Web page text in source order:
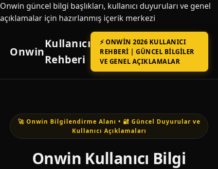
Onwin güncel bilgi başlıkları, kullanıcı duyuruları ve genel
açıklamalar için hazırlanmış içerik merkezi
Onwin
Kullanıcı
Rehberi
⚡ ONWIN 2026 KULLANICI
REHBERI | GÜNCEL BILGILER
VE GENEL AÇIKLAMALAR
🚀 Onwin Bilgilendirme Alanı • 🔐 Güncel Duyurular ve
Kullanıcı Açıklamaları
Onwin Kullanıcı Bilgi